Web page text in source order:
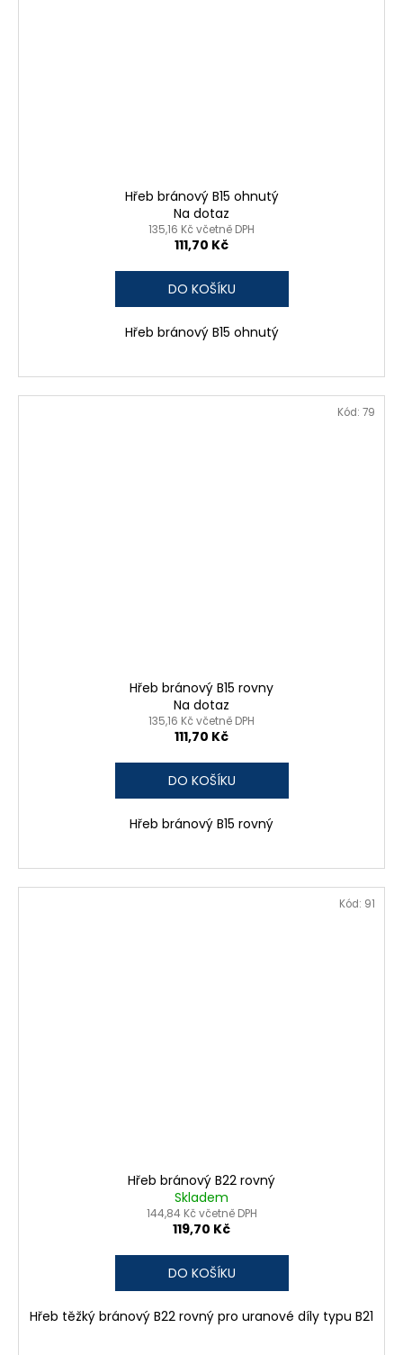
Hřeb bránový B15 ohnutý
Na dotaz
135,16 Kč včetně DPH
111,70 Kč
DO KOŠÍKU
Hřeb bránový B15 ohnutý
Hřeb bránový B15 rovny
Na dotaz
135,16 Kč včetně DPH
111,70 Kč
DO KOŠÍKU
Hřeb bránový B15 rovný
Kód: 79
Hřeb bránový B22 rovný
Skladem
144,84 Kč včetně DPH
119,70 Kč
DO KOŠÍKU
Hřeb těžký bránový B22 rovný pro uranové díly typu B21
Kód: 91